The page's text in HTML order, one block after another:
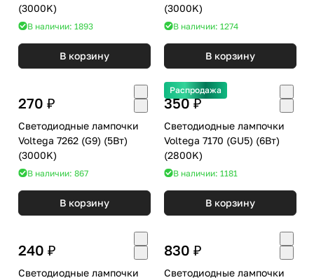
(3000K)
В наличии: 1893
В корзину
(3000K)
В наличии: 1274
В корзину
270 ₽
Светодиодные лампочки
Voltega 7262 (G9) (5Вт)
(3000K)
В наличии: 867
В корзину
Распродажа
350 ₽
Светодиодные лампочки
Voltega 7170 (GU5) (6Вт)
(2800K)
В наличии: 1181
В корзину
240 ₽
Светодиодные лампочки
830 ₽
Светодиодные лампочки